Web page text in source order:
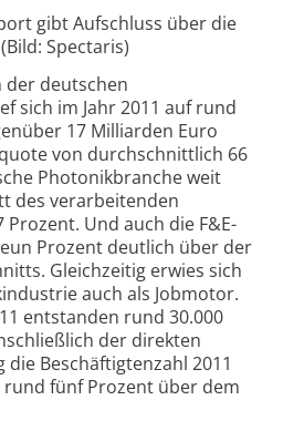
gibt Aufschluss über die
Spectaris)
deutschen
sich im Jahr 2011 auf rund
17 Milliarden Euro
von durchschnittlich 66
Photonikbranche weit
des verarbeitenden
Und auch die F&E-
Prozent deutlich über der
Gleichzeitig erwies sich
auch als Jobmotor.
entstanden rund 30.000
der direkten
Beschäftigtenzahl 2011
rund fünf Prozent über dem